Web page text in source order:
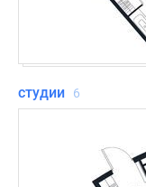
студии 6